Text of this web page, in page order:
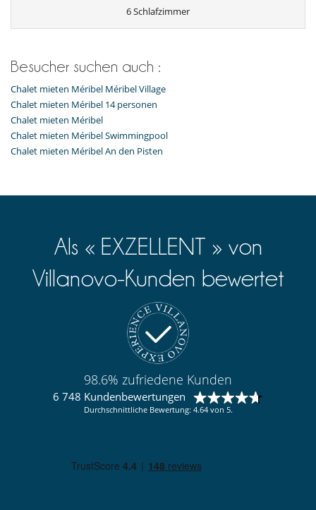
Kabel- oder Satellitenfernsehen oder Internet
Karten- und Brettspiele
Sound system
6 Schlafzimmer
Besucher suchen auch :
Chalet mieten Méribel Méribel Village
Chalet mieten Méribel 14 personen
Chalet mieten Méribel
Chalet mieten Méribel Swimmingpool
Chalet mieten Méribel An den Pisten
Als « EXZELLENT » von
Villanovo-Kunden bewertet
98.6% zufriedene Kunden
6 748 Kundenbewertungen
Durchschnittliche Bewertung: 4.64 von 5.